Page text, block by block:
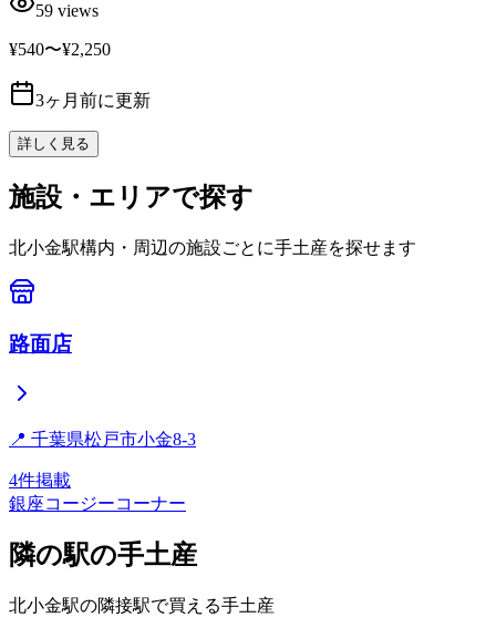
59 views
¥540〜¥2,250
3ヶ月前に更新
詳しく見る
施設・エリアで探す
北小金駅構内・周辺の施設ごとに手土産を探せます
路面店
📍 千葉県松戸市小金8-3
4件掲載
銀座コージーコーナー
隣の駅の手土産
北小金駅の隣接駅で買える手土産